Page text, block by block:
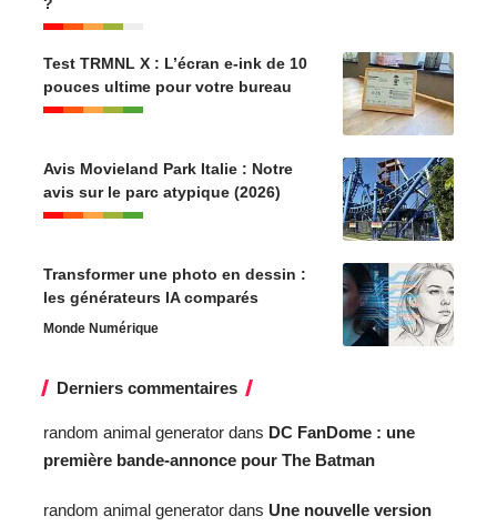
Test TRMNL X : L’écran e-ink de 10
pouces ultime pour votre bureau
Avis Movieland Park Italie : Notre
avis sur le parc atypique (2026)
Transformer une photo en dessin :
les générateurs IA comparés
Monde Numérique
Derniers commentaires
random animal generator dans DC FanDome : une
première bande-annonce pour The Batman
random animal generator dans Une nouvelle version